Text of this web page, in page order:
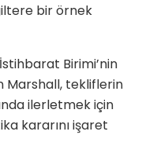
bir örnek
Birimi’nin
Marshall, tekliflerin
ilerletmek için
kararını işaret